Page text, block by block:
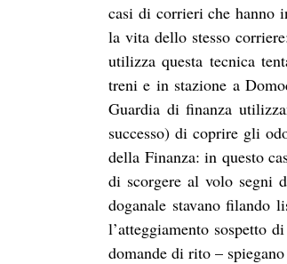
casi di corrieri che hanno
la vita dello stesso
utilizza questa tecnica
treni e in stazione a
Guardia di finanza
successo) di coprire gli
della Finanza: in questo
di scorgere al volo segni
doganale stavano filando
l’atteggiamento sospetto
domande di rito –